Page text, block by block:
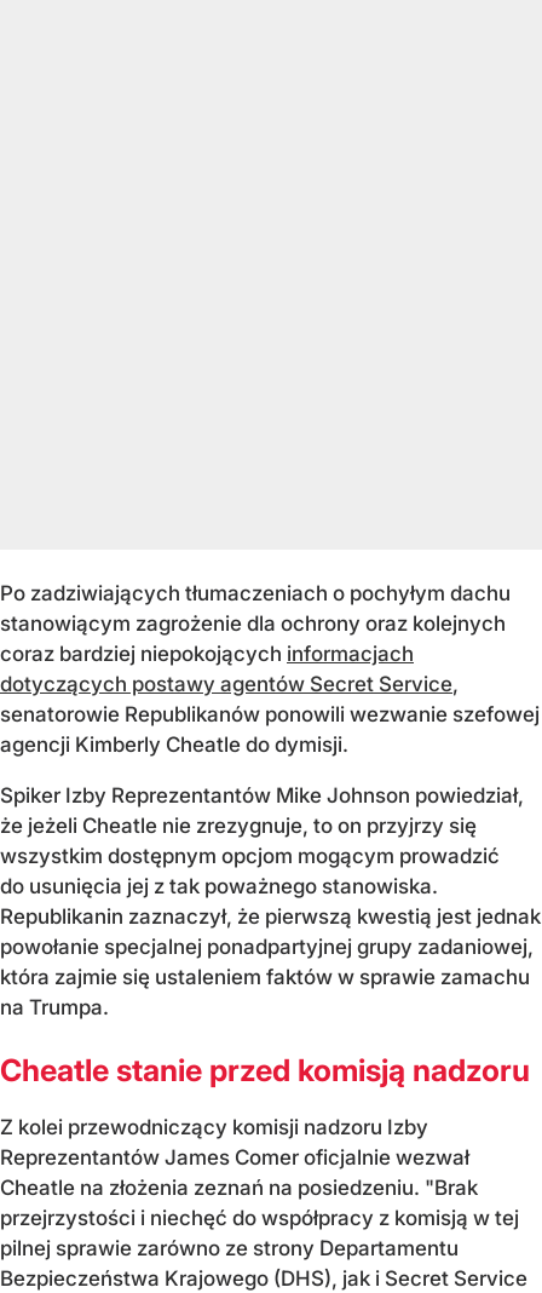
Po zadziwiających tłumaczeniach o pochyłym dachu
stanowiącym zagrożenie dla ochrony oraz kolejnych
coraz bardziej niepokojących informacjach
dotyczących postawy agentów Secret Service,
senatorowie Republikanów ponowili wezwanie szefowej
agencji Kimberly Cheatle do dymisji.
Spiker Izby Reprezentantów Mike Johnson powiedział,
że jeżeli Cheatle nie zrezygnuje, to on przyjrzy się
wszystkim dostępnym opcjom mogącym prowadzić
do usunięcia jej z tak poważnego stanowiska.
Republikanin zaznaczył, że pierwszą kwestią jest jednak
powołanie specjalnej ponadpartyjnej grupy zadaniowej,
która zajmie się ustaleniem faktów w sprawie zamachu
na Trumpa.
Cheatle stanie przed komisją nadzoru
Z kolei przewodniczący komisji nadzoru Izby
Reprezentantów James Comer oficjalnie wezwał
Cheatle na złożenia zeznań na posiedzeniu. "Brak
przejrzystości i niechęć do współpracy z komisją w tej
pilnej sprawie zarówno ze strony Departamentu
Bezpieczeństwa Krajowego (DHS), jak i Secret Service